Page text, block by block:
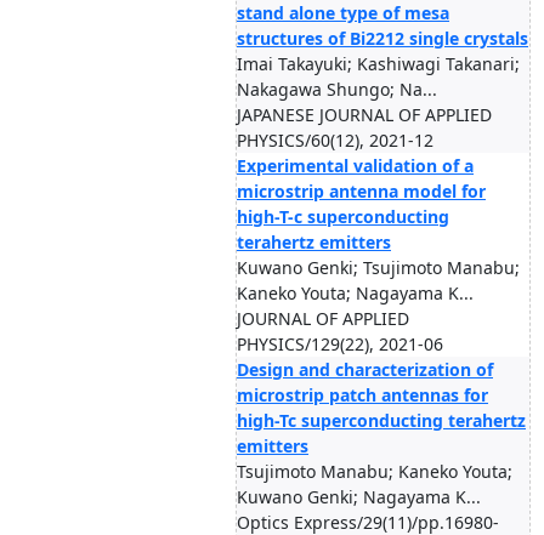
stand alone type of mesa
structures of Bi2212 single crystals
Imai Takayuki; Kashiwagi Takanari;
Nakagawa Shungo; Na...
JAPANESE JOURNAL OF APPLIED
PHYSICS/60(12), 2021-12
Experimental validation of a
microstrip antenna model for
high-T-c superconducting
terahertz emitters
Kuwano Genki; Tsujimoto Manabu;
Kaneko Youta; Nagayama K...
JOURNAL OF APPLIED
PHYSICS/129(22), 2021-06
Design and characterization of
microstrip patch antennas for
high-Tc superconducting terahertz
emitters
Tsujimoto Manabu; Kaneko Youta;
Kuwano Genki; Nagayama K...
Optics Express/29(11)/pp.16980-